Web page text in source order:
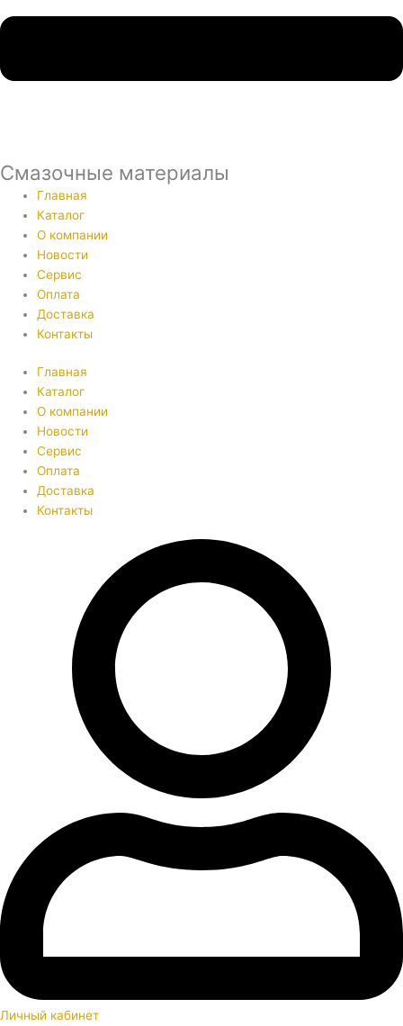
Смазочные материалы
Главная
Каталог
О компании
Новости
Сервис
Оплата
Доставка
Контакты
Главная
Каталог
О компании
Новости
Сервис
Оплата
Доставка
Контакты
Личный кабинет